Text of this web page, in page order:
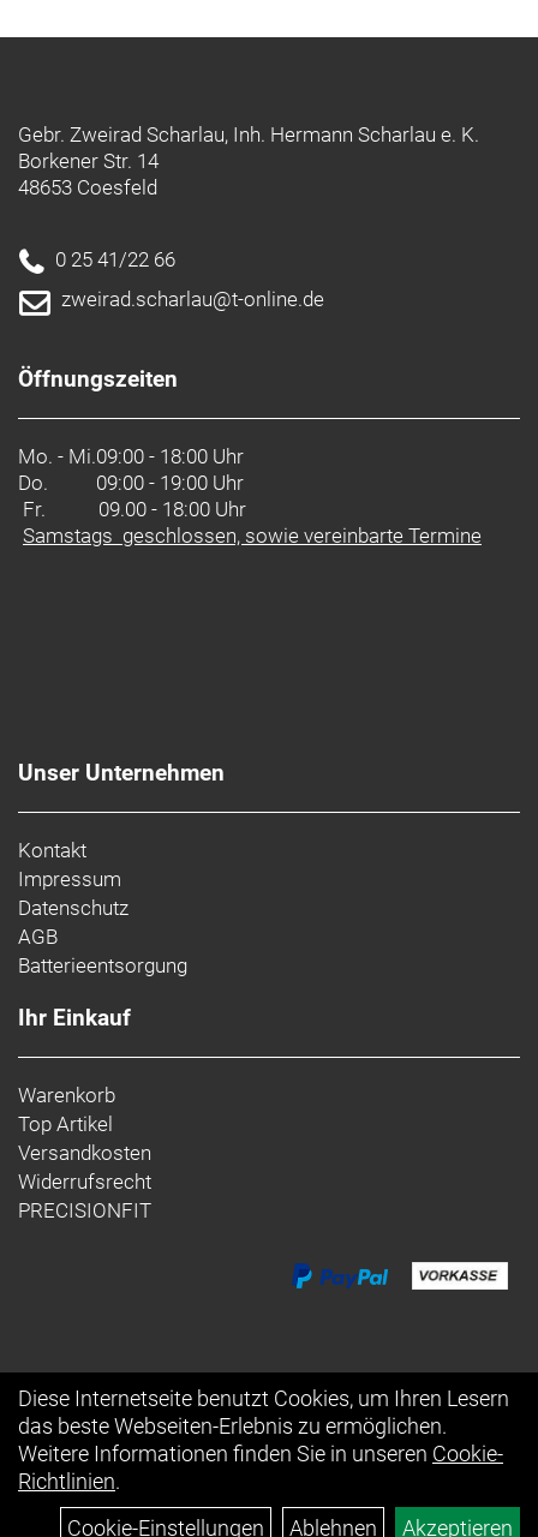
Gebr. Zweirad Scharlau, Inh. Hermann Scharlau e. K.
Borkener Str. 14
48653 Coesfeld
0 25 41/22 66
zweirad.scharlau@t-online.de
Öffnungszeiten
Mo. - Mi.09:00 - 18:00 Uhr
Do.
09:00 - 19:00 Uhr
Fr. 09.00 - 18:00 Uhr
Samstags geschlossen, sowie vereinbarte Termine
Unser Unternehmen
Kontakt
Impressum
Datenschutz
AGB
Batterieentsorgung
Ihr Einkauf
Warenkorb
Top Artikel
Versandkosten
Widerrufsrecht
PRECISIONFIT
Diese Internetseite benutzt Cookies, um Ihren Lesern
das beste Webseiten-Erlebnis zu ermöglichen.
Weitere Informationen finden Sie in unseren Cookie-
Richtlinien.
Cookie-Einstellungen
Ablehnen Akzeptieren
Auftrag widerrufen